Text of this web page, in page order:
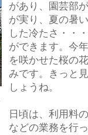
があり、園芸部
が実り、夏の暑
した冷たさ・・
ができます。今
を咲かせた桜の
みです。きっと
しょうね。
日頃は、利用料
などの業務を行